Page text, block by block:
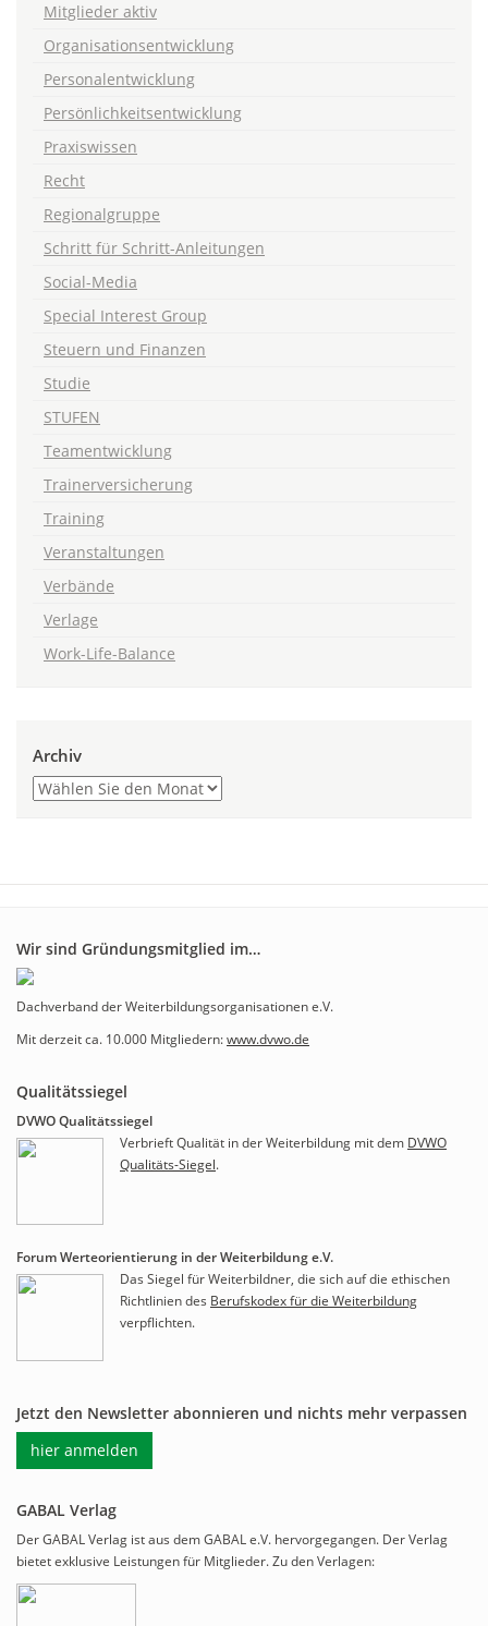
Mitglieder aktiv
Organisationsentwicklung
Personalentwicklung
Persönlichkeitsentwicklung
Praxiswissen
Recht
Regionalgruppe
Schritt für Schritt-Anleitungen
Social-Media
Special Interest Group
Steuern und Finanzen
Studie
STUFEN
Teamentwicklung
Trainerversicherung
Training
Veranstaltungen
Verbände
Verlage
Work-Life-Balance
Archiv
Wir sind Gründungsmitglied im…
Dachverband der Weiterbildungsorganisationen e.V.
Mit derzeit ca. 10.000 Mitgliedern:www.dvwo.de
Qualitätssiegel
DVWO Qualitätssiegel
Verbrieft Qualität in der Weiterbildung mit dem DVWO
Qualitäts-Siegel.
Forum Werteorientierung in der Weiterbildung e.V.
Das Siegel für Weiterbildner, die sich auf die ethischen
Richtlinien des Berufskodex für die Weiterbildung
verpflichten.
Jetzt den Newsletter abonnieren und nichts mehr verpassen
hier anmelden
GABAL Verlag
Der GABAL Verlag ist aus dem GABAL e.V. hervorgegangen. Der Verlag
bietet exklusive Leistungen für Mitglieder. Zu den Verlagen: